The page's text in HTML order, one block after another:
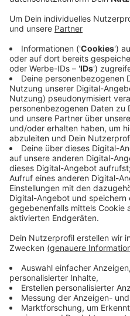
Immer auf
Verpass' nichts mehr -
ANTENNE BAYERN
Lifestyle oder unsere
Zum